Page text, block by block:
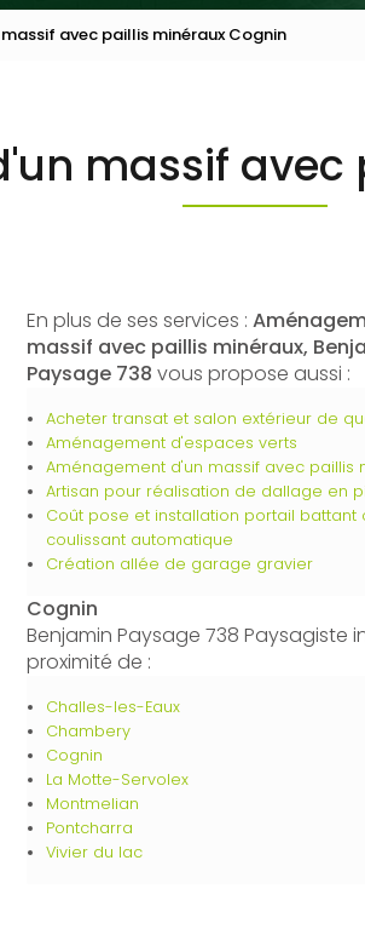
avec paillis minéraux Cognin
massif
En plus de ses services :
massif avec paillis minéraux,
Paysage 738 vous propose aussi :
Acheter transat et salon extérieur de
Aménagement d'espaces verts
Aménagement d'un massif avec paillis
Artisan pour réalisation de dallage en
Coût pose et installation portail battant
coulissant automatique
Création allée de garage gravier
Cognin
Benjamin Paysage 738 Paysagiste
proximité de :
Challes-les-Eaux
Chambery
Cognin
La Motte-Servolex
Montmelian
Pontcharra
Vivier du lac